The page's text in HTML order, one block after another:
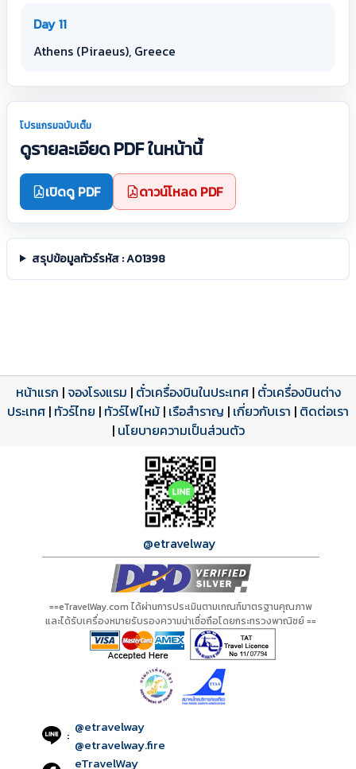
Day 11
Athens (Piraeus), Greece
โปรแกรมฉบับเต็ม
ดูรายละเอียด PDF ในหน้านี้
เปิดดู PDF ดาวน์โหลด PDF
สรุปข้อมูลทัวร์รหัส : A01398
โปรแกรมทัวร์
ดาวน์โหลด PDF
รีวิวลูกค้าจริง
รีวิวจาก eTravelWay
เปิดหน้าเต็ม
ใบอนุญาตนำเที่ยว
เลขที่ 11/11450
เปิดหน้าเต็ม
หน้าแรก |จองโรงแรม | ตั๋วเครื่องบินในประเทศ| ตั๋วเครื่องบินต่าง
ประเทศ | ทัวร์ไทย | ทัวร์ไฟไหม้ | เรือสำราญ | เกี่ยวกับเรา | ติดต่อเรา
| นโยบายความเป็นส่วนตัว
@etravelway
==eTravelWay.com ได้ผ่านการประเมินตามเกณฑ์มาตรฐานคุณภาพ
และได้รับเครื่องหมายรับรองความน่าเชื่อถือโดยกระทรวงพาณิชย์ ==
: @etravelway
@etravelway.fire
eTravelWay